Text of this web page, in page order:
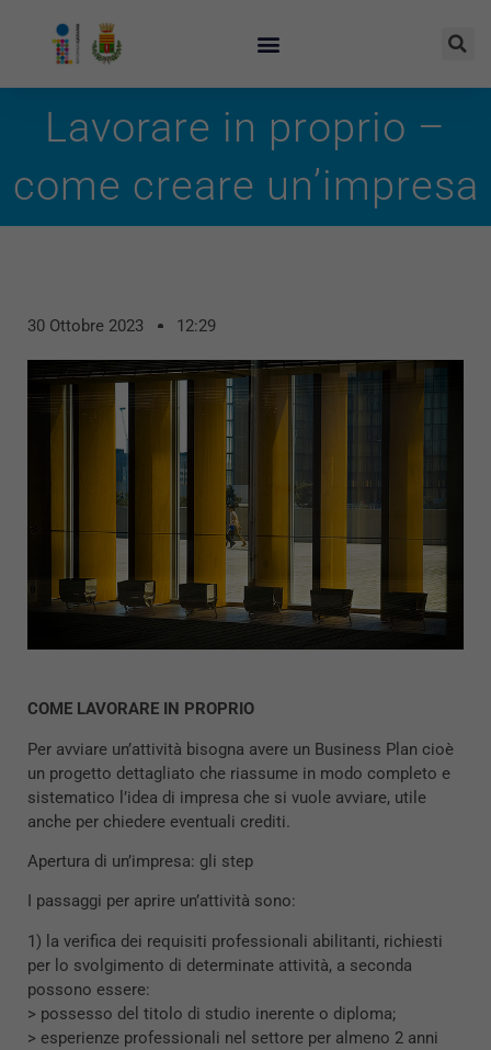
Lavorare in proprio –
come creare un’impresa
30 Ottobre 2023 12:29
COME LAVORARE IN PROPRIO
Per avviare un’attività bisogna avere un Business Plan cioè
un progetto dettagliato che riassume in modo completo e
sistematico l’idea di impresa che si vuole avviare, utile
anche per chiedere eventuali crediti.
Apertura di un’impresa: gli step
I passaggi per aprire un’attività sono:
1) la verifica dei requisiti professionali abilitanti, richiesti
per lo svolgimento di determinate attività, a seconda
possono essere:
> possesso del titolo di studio inerente o diploma;
> esperienze professionali nel settore per almeno 2 anni